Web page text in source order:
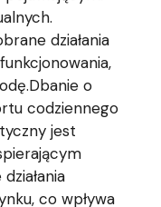
działania
o
codziennego
jest
co wpływa